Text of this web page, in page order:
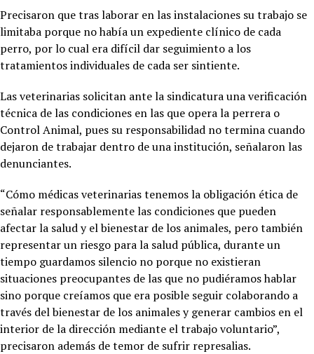
Precisaron que tras laborar en las instalaciones su trabajo se
limitaba porque no había un expediente clínico de cada
perro, por lo cual era difícil dar seguimiento a los
tratamientos individuales de cada ser sintiente.
Las veterinarias solicitan ante la sindicatura una verificación
técnica de las condiciones en las que opera la perrera o
Control Animal, pues su responsabilidad no termina cuando
dejaron de trabajar dentro de una institución, señalaron las
denunciantes.
“Cómo médicas veterinarias tenemos la obligación ética de
señalar responsablemente las condiciones que pueden
afectar la salud y el bienestar de los animales, pero también
representar un riesgo para la salud pública, durante un
tiempo guardamos silencio no porque no existieran
situaciones preocupantes de las que no pudiéramos hablar
sino porque creíamos que era posible seguir colaborando a
través del bienestar de los animales y generar cambios en el
interior de la dirección mediante el trabajo voluntario”,
precisaron además de temor de sufrir represalias.